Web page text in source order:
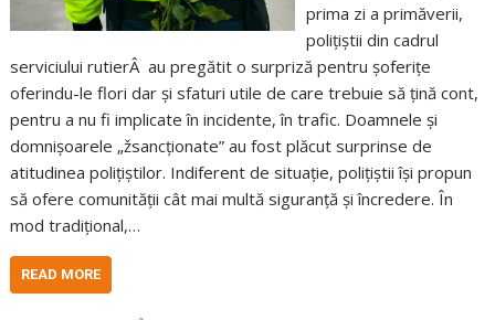
prima zi a primăverii,
polițiștii din cadrul
serviciului rutierÂ au pregătit o surpriză pentru șoferițe
oferindu-le flori dar și sfaturi utile de care trebuie să țină cont,
pentru a nu fi implicate în incidente, în trafic. Doamnele și
domnișoarele „žsancționate” au fost plăcut surprinse de
atitudinea polițiștilor. Indiferent de situație, polițiștii își propun
să ofere comunității cât mai multă siguranță și încredere. În
mod tradițional,…
READ MORE